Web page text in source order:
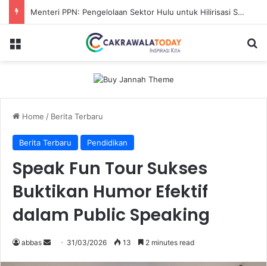
Menteri PPN: Pengelolaan Sektor Hulu untuk Hilirisasi Sawit
Home / Berita Terbaru
Berita Terbaru Pendidikan
Speak Fun Tour Sukses
Buktikan Humor Efektif
dalam Public Speaking
abbas 31/03/2026 13 2 minutes read